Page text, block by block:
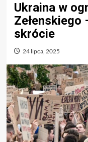
Ukraina w
Zełenskiego
skrócie
24 lipca, 2025